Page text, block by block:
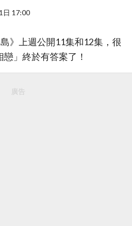
日 17:00
》上週公開11集和12集，很
」終於有答案了！
廣告